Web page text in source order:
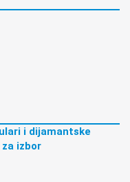
i dijamantske
izbor